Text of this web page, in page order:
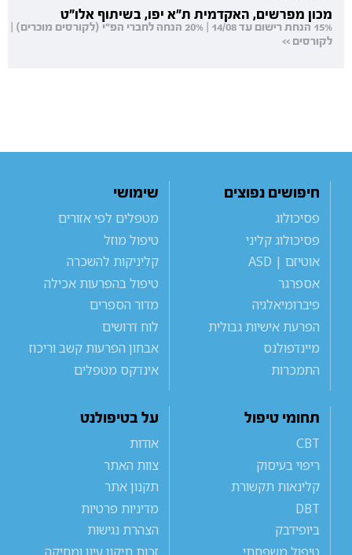
מכון מפרשים, האקדמית ת"א יפו, בשיתוף אלו"ט
15% הנחת רישום עד 14/08 | 20% הנחה לחברי הפ"י (לקורסים מוכרים) |
לקורסים >>
חיפושים נפוצים
פסיכולוג
פסיכולוג קליני
אוטיזם | ASD
אספרגר
פיברומיאלגיה
הפרעת אישיות גבולית
מיינדפולנס
התמכרות
שימושי
מטפלים לפי אזורים
טיפול מוזל
קליניקות להשכרה
טיפול בהפרעות אכילה
מדור הספרים
לוח דרושים
אבחון הפרעות קשב וריכוז
אינדקס מטפלים
תחומי טיפול
CBT
ריפוי בעיסוק
קלינאות תקשורת
DBT
ביופידבק
על בטיפולנט
אודות
צוות האתר
תקנון אתר
מדיניות פרטיות
הצהרת נגישות